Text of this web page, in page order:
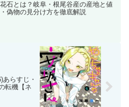
石とは？岐阜・根尾谷産の産地と値
偽物の見分け方を徹底解説
らすじ・
転機【ネ